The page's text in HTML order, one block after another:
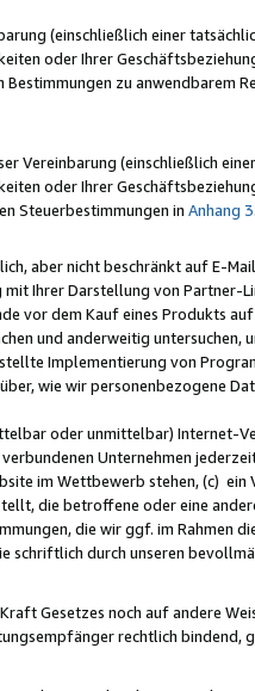
(einschließlich einer
oder Ihrer
zu anwendbarem
Vereinbarung (einschließlich
oder Ihrer
Steuerbestimmungen in Anhang 3
aber nicht beschränkt auf E-
Ihrer Darstellung von Partner-
vor dem Kauf eines Produkts
und anderweitig untersuchen,
Implementierung von
wie wir personenbezogene
oder unmittelbar) Internet-
Unternehmen
im Wettbewerb stehen, (c) ein
die betroffene oder eine
die wir ggf. im Rahmen
schriftlich durch unseren
Gesetzes noch auf andere
rechtlich bindend,